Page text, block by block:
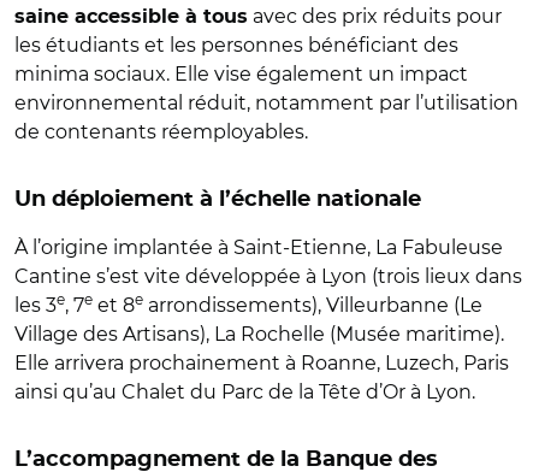
saine accessible à tous avec des prix réduits pour
les étudiants et les personnes bénéficiant des
minima sociaux. Elle vise également un impact
environnemental réduit, notamment par l’utilisation
de contenants réemployables.
Un déploiement à l’échelle nationale
À l’origine implantée à Saint-Etienne, La Fabuleuse
Cantine s’est vite développée à Lyon (trois lieux dans
les 3e, 7e et 8e arrondissements), Villeurbanne (Le
Village des Artisans), La Rochelle (Musée maritime).
Elle arrivera prochainement à Roanne, Luzech, Paris
ainsi qu’au Chalet du Parc de la Tête d’Or à Lyon.
L’accompagnement de la Banque des